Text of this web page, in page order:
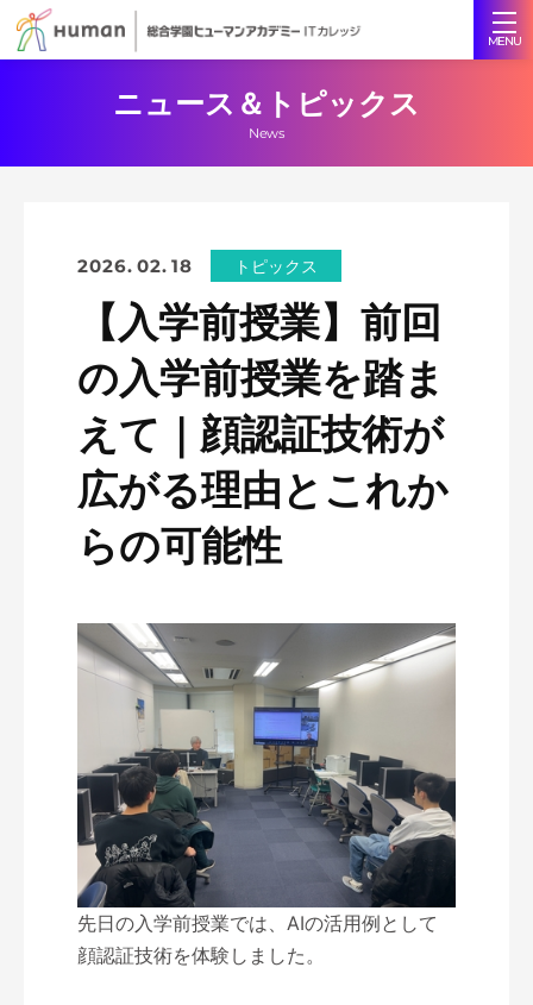
ニュース＆トピックス
News
2026. 02. 18 トピックス
【入学前授業】前回
の入学前授業を踏ま
えて｜顔認証技術が
広がる理由とこれか
らの可能性
先日の入学前授業では、AIの活用例として
顔認証技術を体験しました。